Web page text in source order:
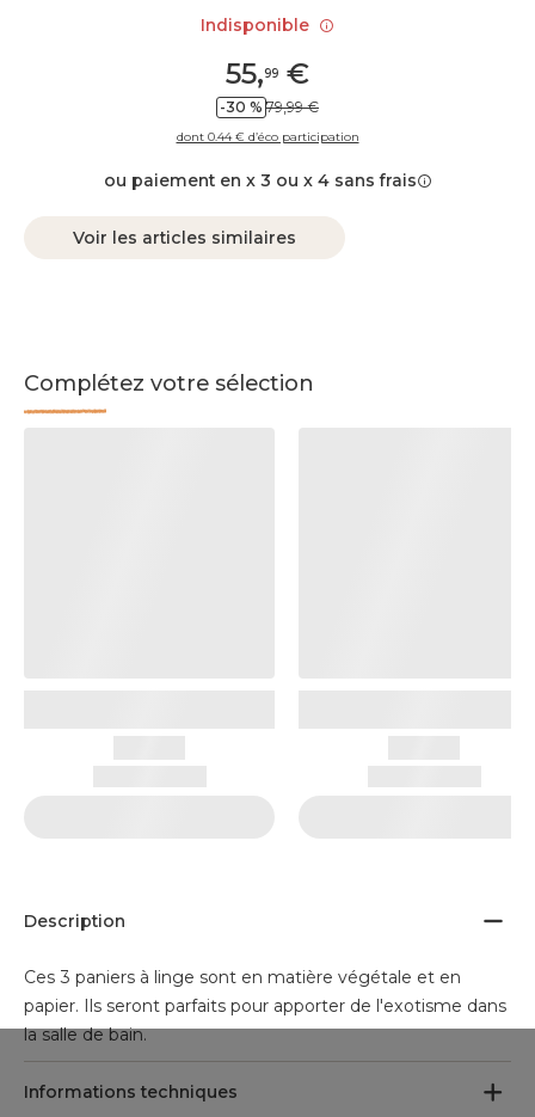
55,99 €
-30 % 79,99 €
dont 0.44 € d’éco participation
ou paiement en x 3 ou x 4 sans frais
Voir les articles similaires
Complétez votre sélection
Description
Ces 3 paniers à linge sont en matière végétale et en
papier. Ils seront parfaits pour apporter de l'exotisme dans
la salle de bain.
Informations techniques